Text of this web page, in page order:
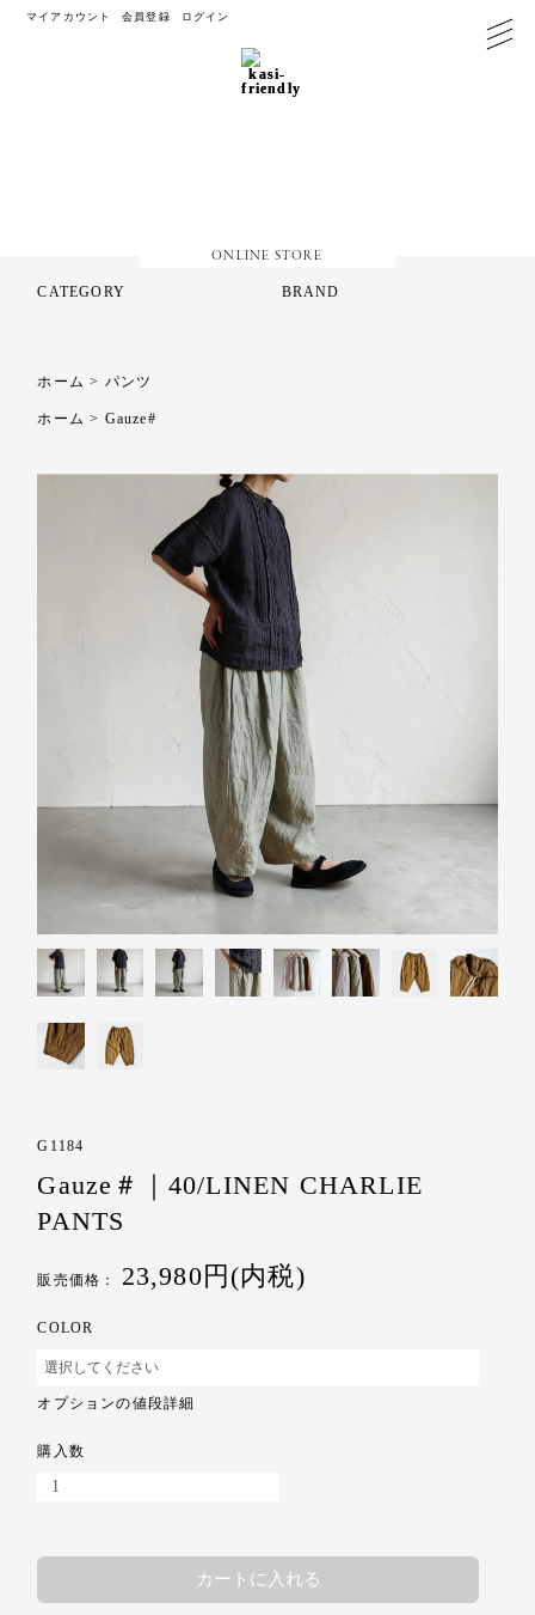
マイアカウント 会員登録 ログイン
ONLINE STORE
CATEGORY BRAND
ホーム > パンツ
ホーム > Gauze#
G1184
Gauze＃｜40/LINEN CHARLIE
PANTS
販売価格： 23,980円(内税)
COLOR
オプションの値段詳細
購入数
カートに入れる